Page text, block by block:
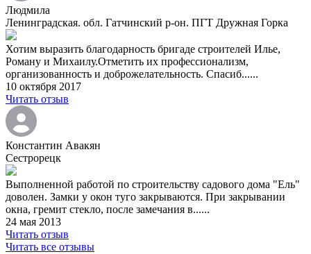
Людмила
Ленинградская. обл. Гатчинский р-он. ПГТ Дружная Горка
Хотим выразить благодарность бригаде строителей Илье,
Роману и Михаилу.Отметить их профессионализм,
организованность и доброжелательность. Спасиб......
10 октября 2017
Читать отзыв
Константин Авакян
Сестрорецк
Выполненной работой по строительству садового дома "Ель"
доволен. Замки у окон туго закрываются. При закрывании
окна, гремит стекло, после замечания в......
24 мая 2013
Читать отзыв
Читать все отзывы